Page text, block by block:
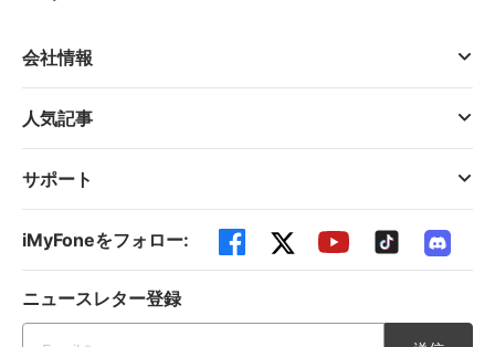
会社情報
人気記事
サポート
iMyFoneをフォロー:
ニュースレター登録